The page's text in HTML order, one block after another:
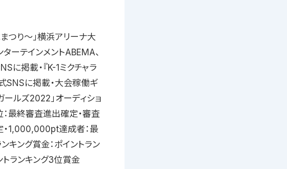
つり〜」横浜アリーナ大
ーテインメントABEMA、
に掲載・『K-1ミクチャラ
SNSに掲載・大会稼働ギ
ルズ2022」オーディショ
最終審査進出確定・審査
・1,000,000pt達成者：最
ング賞金：ポイントラン
ランキング3位賞金